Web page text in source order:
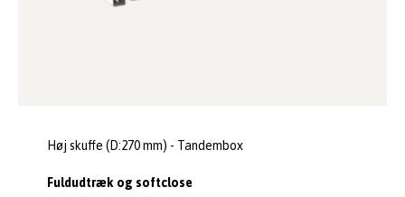
Høj skuffe (D:270 mm) - Tandembox
Fuldudtræk og softclose